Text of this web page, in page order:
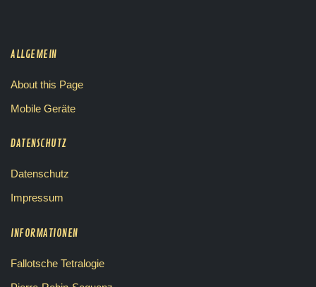
ALLGEMEIN
About this Page
Mobile Geräte
DATENSCHUTZ
Datenschutz
Impressum
INFORMATIONEN
Fallotsche Tetralogie